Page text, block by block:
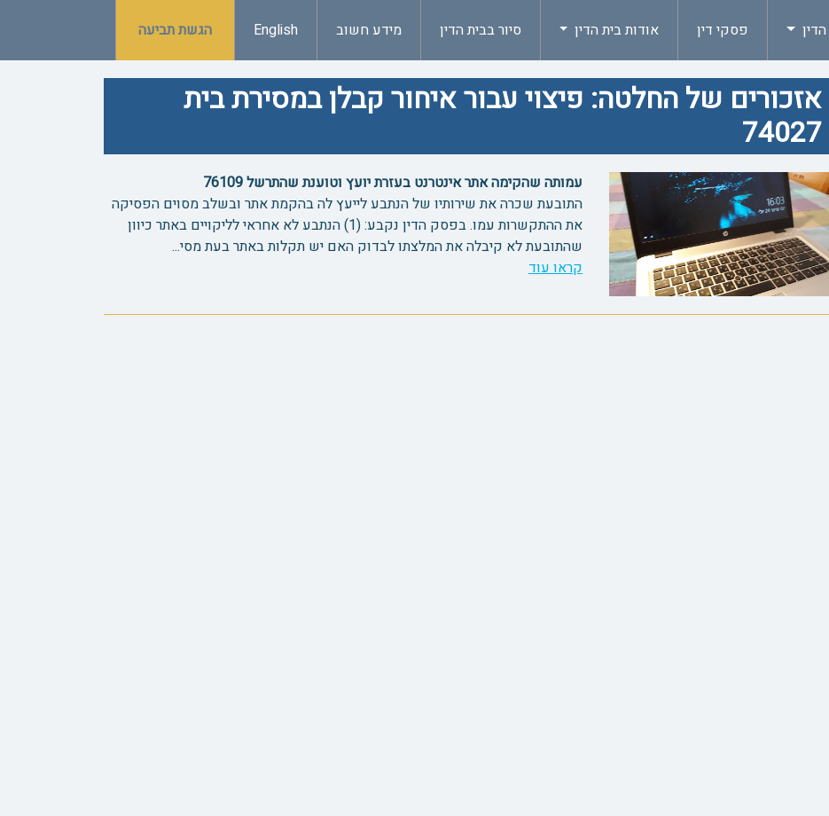
פסקי דין אודות בית הדין סיור בבית הדין מידע חשוב English הגשת תביעה
אזכורים של החלטה: פיצוי עבור איחור קבלן במסירת בית
74027
עמותה שהקימה אתר אינטרנט בעזרת יועץ וטוענת שהתרשל 76109
התובעת שכרה את שירותיו של הנתבע לייעץ לה בהקמת אתר ובשלב מסוים הפסיקה
את ההתקשרות עמו. בפסק הדין נקבע: (1) הנתבע לא אחראי לליקויים באתר כיוון
שהתובעת לא קיבלה את המלצתו לבדוק האם יש תקלות באתר בעת מסי...
קראו עוד